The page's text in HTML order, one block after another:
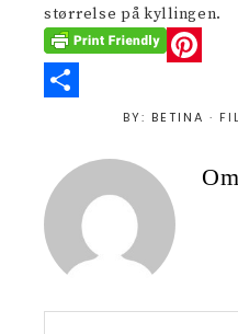
størrelse på kyllingen.
P
e
r
r
e
BY: BETINA ·